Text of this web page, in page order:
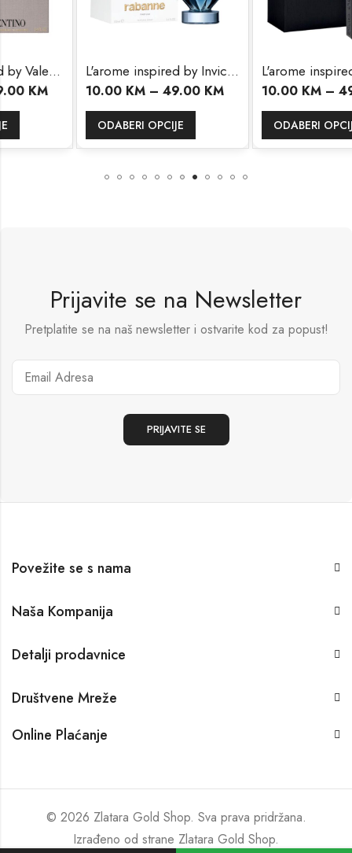
Uomo L'arome inspired by Invictus
10.00 KM – 49.00KM
ODABERI OPCIJE
L'arome
10.00 KM – 49.00KM
ODABERI OPCIJE
Prijavite se na Newsletter
Pretplatite se na naš newsletter i ostvarite kod za popust!
Povežite se s nama
Naša Kompanija
Detalji prodavnice
Društvene Mreže
Online Plaćanje
© 2026 Zlatara Gold Shop. Sva prava pridržana.
Izrađeno od strane Zlatara Gold Shop.